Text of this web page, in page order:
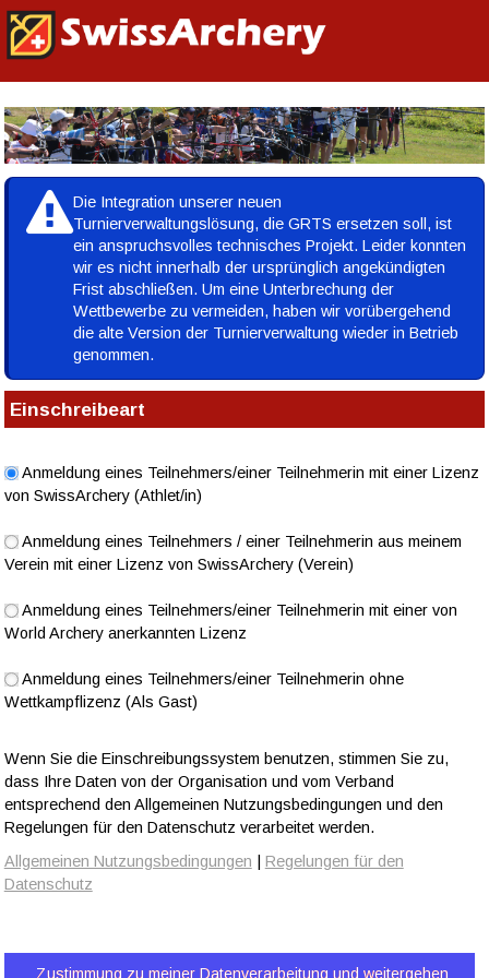
Die Integration unserer neuen
Turnierverwaltungslösung, die GRTS ersetzen soll, ist
ein anspruchsvolles technisches Projekt. Leider konnten
wir es nicht innerhalb der ursprünglich angekündigten
Frist abschließen. Um eine Unterbrechung der
Wettbewerbe zu vermeiden, haben wir vorübergehend
die alte Version der Turnierverwaltung wieder in Betrieb
genommen.
Einschreibeart
Anmeldung eines Teilnehmers/einer Teilnehmerin mit einer Lizenz
von SwissArchery (Athlet/in)
Anmeldung eines Teilnehmers / einer Teilnehmerin aus meinem
Verein mit einer Lizenz von SwissArchery (Verein)
Anmeldung eines Teilnehmers/einer Teilnehmerin mit einer von
World Archery anerkannten Lizenz
Anmeldung eines Teilnehmers/einer Teilnehmerin ohne
Wettkampflizenz (Als Gast)
Wenn Sie die Einschreibungssystem benutzen, stimmen Sie zu,
dass Ihre Daten von der Organisation und vom Verband
entsprechend den Allgemeinen Nutzungsbedingungen und den
Regelungen für den Datenschutz verarbeitet werden.
Allgemeinen Nutzungsbedingungen
Regelungen für den
Datenschutz